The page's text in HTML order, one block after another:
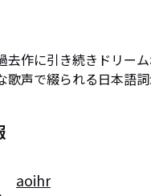
去作に引き続きドリ
歌声で綴られる日本語
aoihr